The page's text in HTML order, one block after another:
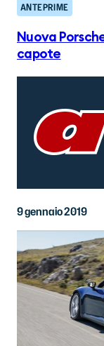
ANTEPRIME
Nuova
capote
9 gennaio 2019